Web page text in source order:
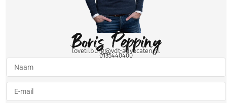
Boris Pepping
lovetilburg@vdt-advocaten.nl
0135440400